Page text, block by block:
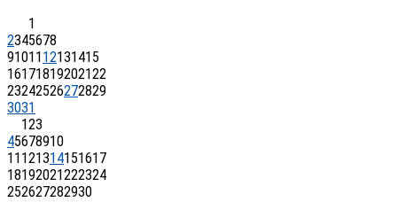
1
2345678
91011 12131415
16171819202122
23242526272829
3031
123
45678910
11 121314151617
18192021222324
252627282930